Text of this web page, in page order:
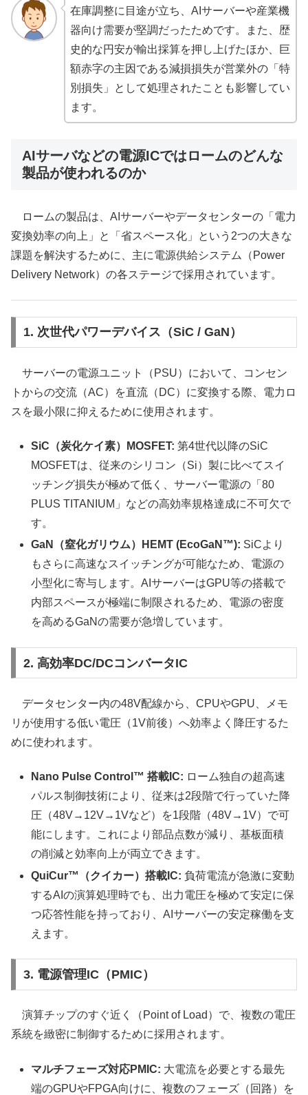
在庫調整に目途が立ち、AIサーバーや産業機
器向け需要が堅調だったためです。また、歴
史的な円安が輸出採算を押し上げたほか、巨
額赤字の主因である減損損失が営業外の「特
別損失」として処理されたことも影響してい
ます。
AIサーバなどの電源ICではロームのどんな
製品が使われるのか
ロームの製品は、AIサーバーやデータセンターの「電力
変換効率の向上」と「省スペース化」という2つの大きな
課題を解決するために、主に電源供給システム（Power
Delivery Network）の各ステージで採用されています。
1. 次世代パワーデバイス（SiC / GaN）
サーバーの電源ユニット（PSU）において、コンセン
トからの交流（AC）を直流（DC）に変換する際、電力ロ
スを最小限に抑えるために使用されます。
SiC（炭化ケイ素）MOSFET: 第4世代以降のSiC
MOSFETは、従来のシリコン（Si）製に比べてスイ
ッチング損失が極めて低く、サーバー電源の「80
PLUS TITANIUM」などの高効率規格達成に不可欠で
す。
GaN（窒化ガリウム）HEMT (EcoGaN™): SiCより
もさらに高速なスイッチングが可能なため、電源の
小型化に寄与します。AIサーバーはGPU等の搭載で
内部スペースが極端に制限されるため、電源の密度
を高めるGaNの需要が急増しています。
2. 高効率DC/DCコンバータIC
データセンター内の48V配線から、CPUやGPU、メモ
リが使用する低い電圧（1V前後）へ効率よく降圧するた
めに使われます。
Nano Pulse Control™ 搭載IC: ローム独自の超高速
パルス制御技術により、従来は2段階で行っていた降
圧（48V→12V→1Vなど）を1段階（48V→1V）で可
能にします。これにより部品点数が減り、基板面積
の削減と効率向上が両立できます。
QuiCur™（クイカー）搭載IC: 負荷電流が急激に変動
するAIの演算処理時でも、出力電圧を極めて安定に保
つ応答性能を持っており、AIサーバーの安定稼働を支
えます。
3. 電源管理IC（PMIC）
演算チップのすぐ近く（Point of Load）で、複数の電圧
系統を緻密に制御するために採用されます。
マルチフェーズ対応PMIC: 大電流を必要とする最先
端のGPUやFPGA向けに、複数のフェーズ（回路）を